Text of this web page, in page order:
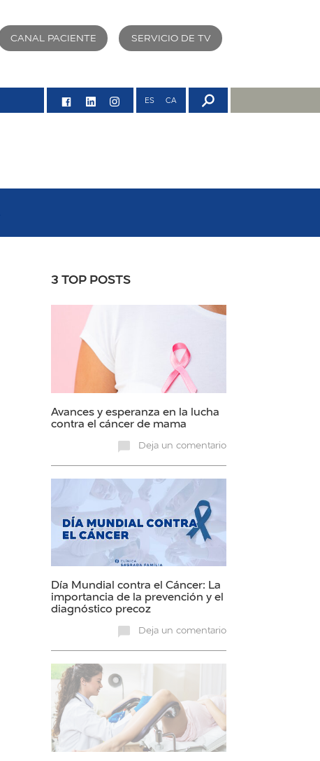
CANAL PACIENTE SERVICIO DE TV
ES CA
3 TOP POSTS
Avances y esperanza en la lucha
contra el cáncer de mama
Deja un comentario
Día Mundial contra el Cáncer: La
importancia de la prevención y el
diagnóstico precoz
Deja un comentario